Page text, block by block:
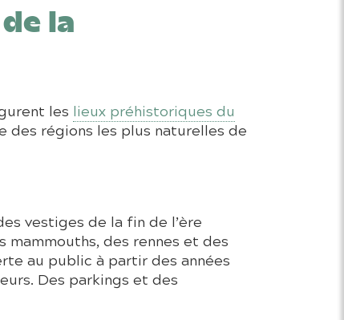
la
les lieux préhistoriques du
des régions les plus naturelles de
vestiges de la fin de l’ère
des rennes et des
au public à partir des années
Des parkings et des